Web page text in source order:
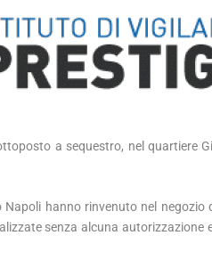
a sequestro, nel quartiere
hanno rinvenuto nel negozio
senza alcuna autorizzazione